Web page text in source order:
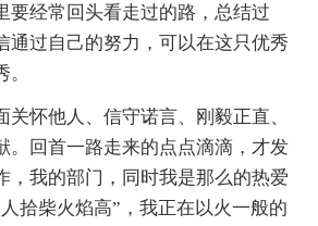
要经常回头看走过的路，总结过
通过自己的努力，可以在这只优秀
关怀他人、信守诺言、刚毅正直、
。回首一路走来的点点滴滴，才发
，我的部门，同时我是那么的热爱
拾柴火焰高”，我正在以火一般的